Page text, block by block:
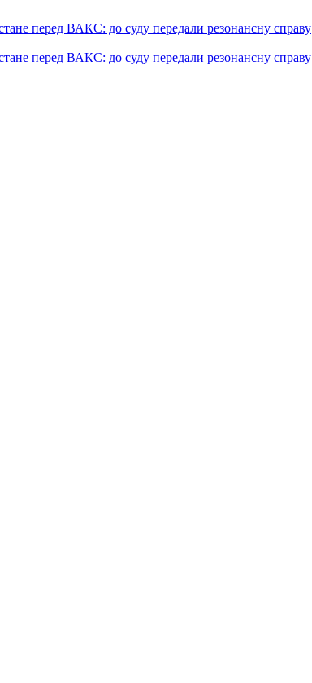
перед ВАКС: до суду передали резонансну справу
перед ВАКС: до суду передали резонансну справу